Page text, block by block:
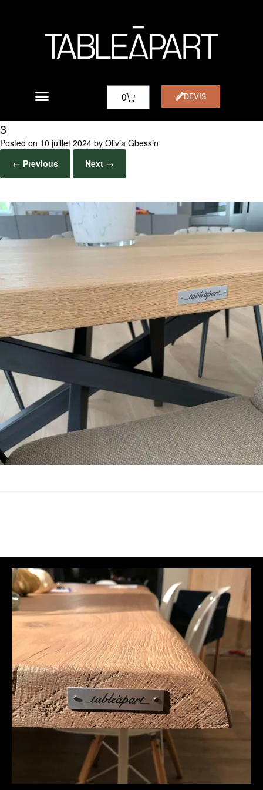
0 DEVIS
3
Posted on 10 juillet 2024 by Olivia Gbessin
← Previous
Next →